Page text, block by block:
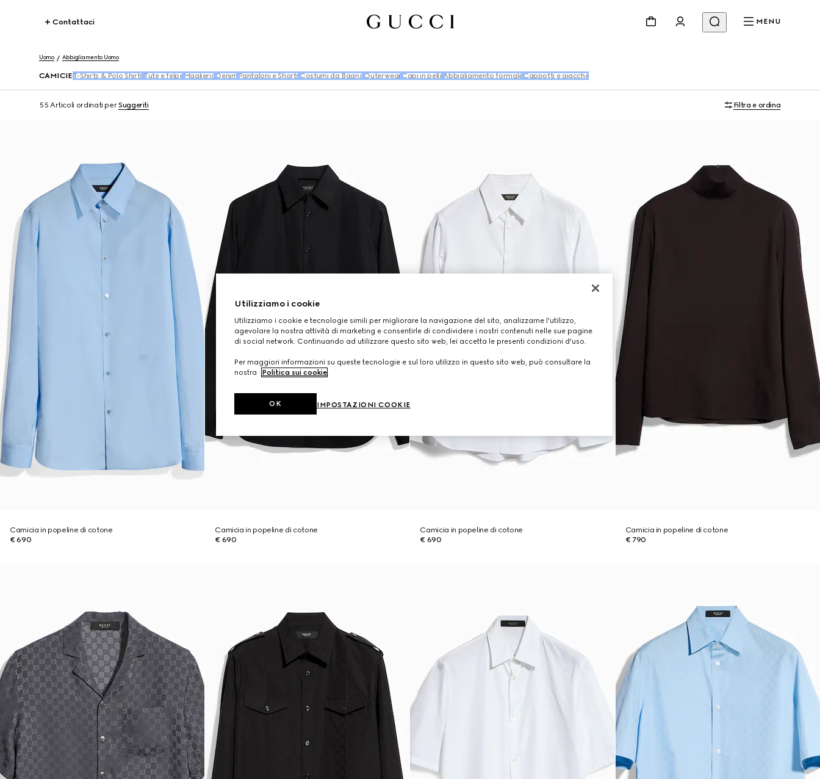
Contattaci MENU
Uomo Abbigliamento Uomo
CAMICIE T-Shirts & Polo Shirts Tute e felpe Maglieria Denim Pantaloni e Shorts Costumi da Bagno Outerwear Capi in pelleAbbigliamento formale Cappotti e giacche
55 Articoli ordinati perSuggeriti Filtra e ordina
Camicia in popeline di cotone
€ 690
Camicia in popeline di cotone
€ 690
Camicia in popeline di cotone
€ 690
Camicia in popeline di cotone
€ 790
Utilizziamo i cookie
Utilizziamo i cookie e tecnologie simili per migliorare la navigazione del sito, analizzarne l'utilizzo,
agevolare la nostra attività di marketing e consentirle di condividere i nostri contenuti nelle sue pagine
di social network. Continuando ad utilizzare questo sito web, lei accetta le presenti condizioni d'uso.
Per maggiori informazioni su queste tecnologie e sul loro utilizzo in questo sito web, può consultare la
nostra
Politica sui cookie.
IMPOSTAZIONI COOKIE
OK